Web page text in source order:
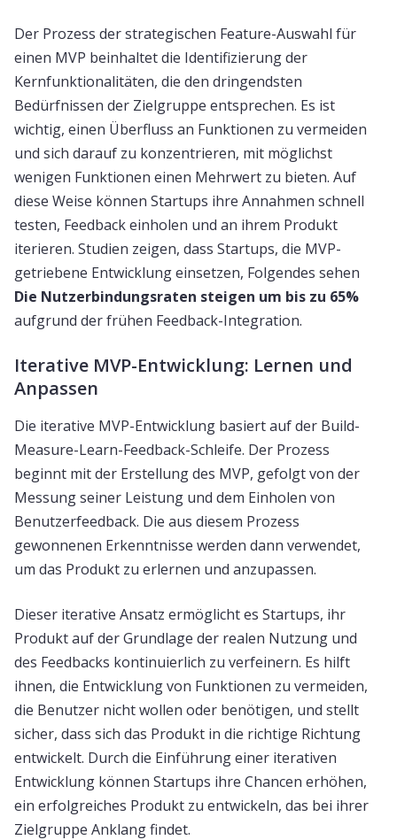
Der Prozess der strategischen Feature-Auswahl für
einen MVP beinhaltet die Identifizierung der
Kernfunktionalitäten, die den dringendsten
Bedürfnissen der Zielgruppe entsprechen. Es ist
wichtig, einen Überfluss an Funktionen zu vermeiden
und sich darauf zu konzentrieren, mit möglichst
wenigen Funktionen einen Mehrwert zu bieten. Auf
diese Weise können Startups ihre Annahmen schnell
testen, Feedback einholen und an ihrem Produkt
iterieren. Studien zeigen, dass Startups, die MVP-
getriebene Entwicklung einsetzen, Folgendes sehen
Die Nutzerbindungsraten steigen um bis zu 65%
aufgrund der frühen Feedback-Integration.
Iterative MVP-Entwicklung: Lernen und
Anpassen
Die iterative MVP-Entwicklung basiert auf der Build-
Measure-Learn-Feedback-Schleife. Der Prozess
beginnt mit der Erstellung des MVP, gefolgt von der
Messung seiner Leistung und dem Einholen von
Benutzerfeedback. Die aus diesem Prozess
gewonnenen Erkenntnisse werden dann verwendet,
um das Produkt zu erlernen und anzupassen.
Dieser iterative Ansatz ermöglicht es Startups, ihr
Produkt auf der Grundlage der realen Nutzung und
des Feedbacks kontinuierlich zu verfeinern. Es hilft
ihnen, die Entwicklung von Funktionen zu vermeiden,
die Benutzer nicht wollen oder benötigen, und stellt
sicher, dass sich das Produkt in die richtige Richtung
entwickelt. Durch die Einführung einer iterativen
Entwicklung können Startups ihre Chancen erhöhen,
ein erfolgreiches Produkt zu entwickeln, das bei ihrer
Zielgruppe Anklang findet.